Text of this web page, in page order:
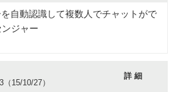
自動認識して複数人でチャットがで
ジャー
15/10/27）
詳 細